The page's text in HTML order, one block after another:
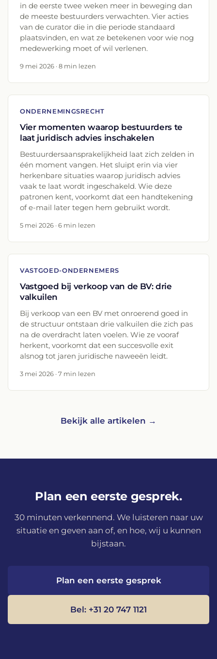
in de eerste twee weken meer in beweging dan
de meeste bestuurders verwachten. Vier acties
van de curator die in die periode standaard
plaatsvinden, en wat ze betekenen voor wie nog
medewerking moet of wil verlenen.
9 mei 2026 · 8 min lezen
ONDERNEMINGSRECHT
Vier momenten waarop bestuurders te
laat juridisch advies inschakelen
Bestuurdersaansprakelijkheid laat zich zelden in
één moment vangen. Het sluipt erin via vier
herkenbare situaties waarop juridisch advies
vaak te laat wordt ingeschakeld. Wie deze
patronen kent, voorkomt dat een handtekening
of e-mail later tegen hem gebruikt wordt.
5 mei 2026 · 6 min lezen
VASTGOED-ONDERNEMERS
Vastgoed bij verkoop van de BV: drie
valkuilen
Bij verkoop van een BV met onroerend goed in
de structuur ontstaan drie valkuilen die zich pas
na de overdracht laten voelen. Wie ze vooraf
herkent, voorkomt dat een succesvolle exit
alsnog tot jaren juridische naweeën leidt.
3 mei 2026 · 7 min lezen
Bekijk alle artikelen →
Plan een eerste gesprek.
30 minuten verkennend. We luisteren naar uw
situatie en geven aan of, en hoe, wij u kunnen
bijstaan.
Plan een eerste gesprek
Bel: +31 20 747 1121